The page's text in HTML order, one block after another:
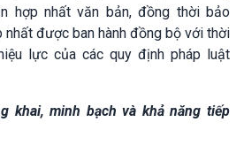
hợp nhất văn bản, đồng thời bảo
nhất được ban hành đồng bộ với thời
lực của các quy định pháp luật
khai, minh bạch và khả năng tiếp